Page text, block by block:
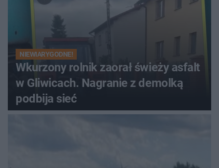
NIEWIARYGODNE!
Wkurzony rolnik zaorał świeży asfalt
w Gliwicach. Nagranie z demolką
podbija sieć